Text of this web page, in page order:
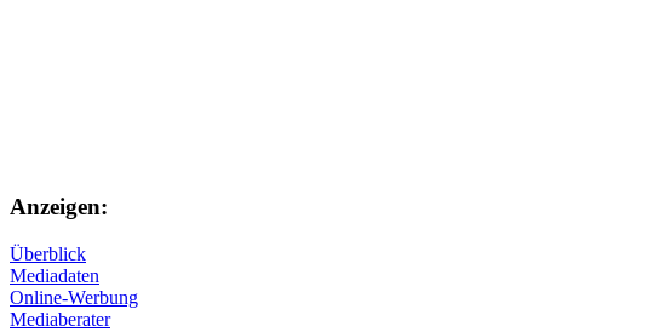
Anzeigen:
Überblick
Mediadaten
Online-Werbung
Mediaberater